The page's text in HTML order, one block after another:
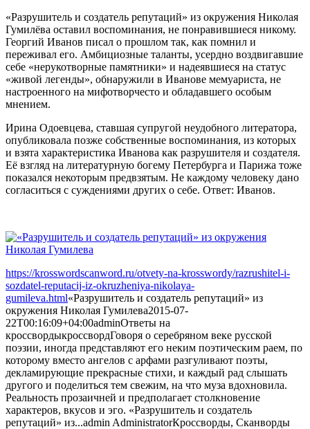
«Разрушитель и создатель репутаций» из окружения Николая
Гумилёва оставил воспоминания, не понравившиеся никому.
Георгий Иванов писал о прошлом так, как помнил и
переживал его. Амбициозные таланты, усердно воздвигавшие
себе «нерукотворные памятники» и надеявшиеся на статус
«живой легенды», обнаружили в Иванове мемуариста, не
настроенного на мифотворчесто и обладавшего особым
мнением.
Ирина Одоевцева, ставшая супругой неудобного литератора,
опубликовала позже собственные воспоминания, из которых
и взята характеристика Иванова как разрушителя и создателя.
Её взгляд на литературную богему Петербурга и Парижа тоже
показался некоторым предвзятым. Не каждому человеку дано
согласиться с суждениями других о себе. Ответ: Иванов.
https://krosswordscanword.ru/otvety-na-krosswordy/razrushitel-i-
sozdatel-reputacij-iz-okruzheniya-nikolaya-
gumileva.html«Разрушитель и создатель репутаций» из
окружения Николая Гумилева2015-07-
22T00:16:09+04:00adminОтветы на
кроссвордыкроссвордГоворя о серебряном веке русской
поэзии, иногда представляют его неким поэтическим раем, по
которому вместо ангелов с арфами разгуливают поэты,
декламирующие прекрасные стихи, и каждый рад слышать
другого и поделиться тем свежим, на что муза вдохновила.
Реальность прозаичней и предполагает столкновение
характеров, вкусов и эго. «Разрушитель и создатель
репутаций» из...admin AdministratorКроссворды, Сканворды